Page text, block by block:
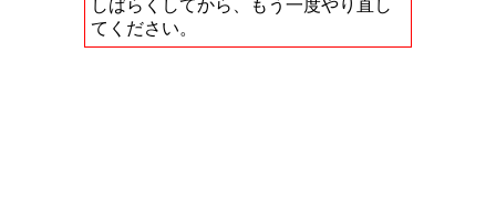
しばらくしてから、もう一度やり直し
てください。